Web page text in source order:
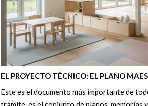
EL PROYECTO TÉCNICO: EL PLANO
Este es el documento más importante de